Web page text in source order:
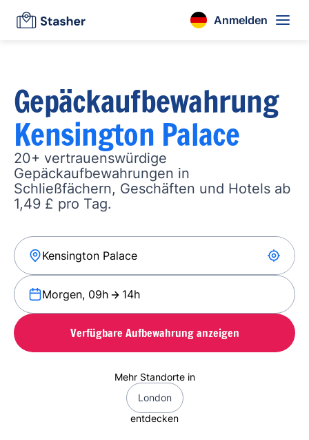
Anmelden
Gepäckaufbewahrung
Kensington Palace
20+ vertrauenswürdige
Gepäckaufbewahrungen in
Schließfächern, Geschäften und Hotels ab
1,49 £ pro Tag.
Morgen, 09h 14h
Verfügbare Aufbewahrung anzeigen
Mehr Standorte in
London
entdecken